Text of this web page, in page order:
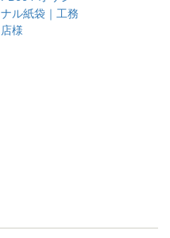
ナル紙袋｜工務
店様